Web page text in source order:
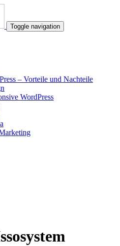
Toggle navigation
– Vorteile und Nachteile
WordPress